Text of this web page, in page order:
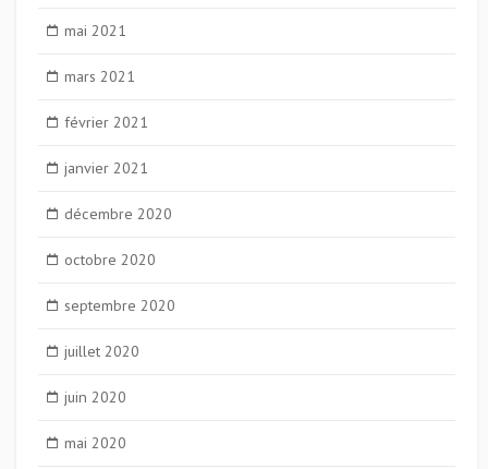
mai 2021
mars 2021
février 2021
janvier 2021
décembre 2020
octobre 2020
septembre 2020
juillet 2020
juin 2020
mai 2020